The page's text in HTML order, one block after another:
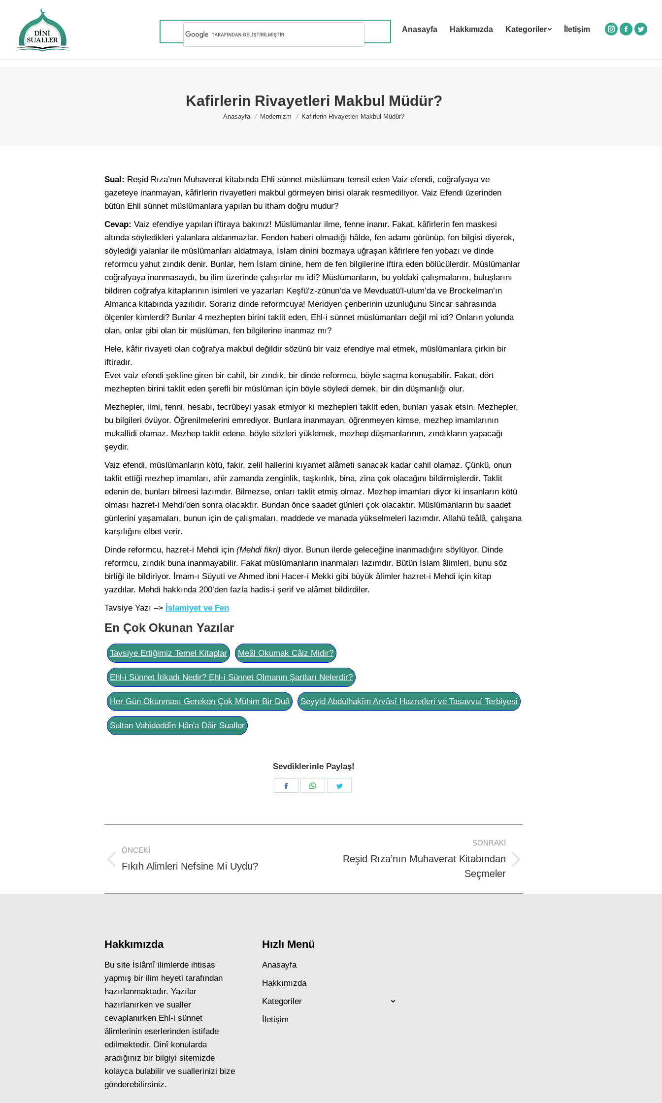
Anasayfa Hakkımızda Kategoriler İletişim
Instagram
Facebook
Kafirlerin Rivayetleri Makbul Müdür?
You are here:
Anasayfa Modernizm Kafirlerin Rivayetleri Makbul Müdür?
Sual: Reşid Rıza’nın Muhaverat kitabında Ehli sünnet müslümanı temsil eden Vaiz efendi, coğrafyaya ve
gazeteye inanmayan, kâfirlerin rivayetleri makbul görmeyen birisi olarak resmediliyor. Vaiz Efendi üzerinden
bütün Ehli sünnet müslümanlara yapılan bu itham doğru mudur?
Cevap: Vaiz efendiye yapılan iftiraya bakınız! Müslümanlar ilme, fenne inanır. Fakat, kâfirlerin fen maskesi
altında söyledikleri yalanlara aldanmazlar. Fenden haberi olmadığı hâlde, fen adamı görünüp, fen bilgisi diyerek,
söylediği yalanlar ile müslümanları aldatmaya, İslam dinini bozmaya uğraşan kâfirlere fen yobazı ve dinde
reformcu yahut zındık denir. Bunlar, hem İslam dinine, hem de fen bilgilerine iftira eden bölücülerdir. Müslümanlar
coğrafyaya inanmasaydı, bu ilim üzerinde çalışırlar mı idi? Müslümanların, bu yoldaki çalışmalarını, buluşlarını
bildiren coğrafya kitaplarının isimleri ve yazarları Keşfü’z-zünun’da ve Mevduatü’l-ulum’da ve Brockelman’ın
Almanca kitabında yazılıdır. Sorarız dinde reformcuya! Meridyen çenberinin uzunluğunu Sincar sahrasında
ölçenler kimlerdi? Bunlar 4 mezhepten birini taklit eden, Ehl-i sünnet müslümanları değil mi idi? Onların yolunda
olan, onlar gibi olan bir müslüman, fen bilgilerine inanmaz mı?
Hele, kâfir rivayeti olan coğrafya makbul değildir sözünü bir vaiz efendiye mal etmek, müslümanlara çirkin bir
iftiradır.
Evet vaiz efendi şekline giren bir cahil, bir zındık, bir dinde reformcu, böyle saçma konuşabilir. Fakat, dört
mezhepten birini taklit eden şerefli bir müslüman için böyle söyledi demek, bir din düşmanlığı olur.
Mezhepler, ilmi, fenni, hesabı, tecrübeyi yasak etmiyor ki mezhepleri taklit eden, bunları yasak etsin. Mezhepler,
bu bilgileri övüyor. Öğrenilmelerini emrediyor. Bunlara inanmayan, öğrenmeyen kimse, mezhep imamlarının
mukallidi olamaz. Mezhep taklit edene, böyle sözleri yüklemek, mezhep düşmanlarının, zındıkların yapacağı
şeydir.
Vaiz efendi, müslümanların kötü, fakir, zelil hallerini kıyamet alâmeti sanacak kadar cahil olamaz. Çünkü, onun
taklit ettiği mezhep imamları, ahir zamanda zenginlik, taşkınlık, bina, zina çok olacağını bildirmişlerdir. Taklit
edenin de, bunları bilmesi lazımdır. Bilmezse, onları taklit etmiş olmaz. Mezhep imamları diyor ki insanların kötü
olması hazret-i Mehdi’den sonra olacaktır. Bundan önce saadet günleri çok olacaktır. Müslümanların bu saadet
günlerini yaşamaları, bunun için de çalışmaları, maddede ve manada yükselmeleri lazımdır. Allahü teâlâ, çalışana
karşılığını elbet verir.
Dinde reformcu, hazret-i Mehdi için (Mehdi fikri) diyor. Bunun ilerde geleceğine inanmadığını söylüyor. Dinde
reformcu, zındık buna inanmayabilir. Fakat müslümanların inanmaları lazımdır. Bütün İslam âlimleri, bunu söz
birliği ile bildiriyor. İmam-ı Süyuti ve Ahmed ibni Hacer-i Mekki gibi büyük âlimler hazret-i Mehdi için kitap
yazdılar. Mehdi hakkında 200’den fazla hadis-i şerif ve alâmet bildirdiler.
Tavsiye Yazı –> İslamiyet ve Fen
En Çok Okunan Yazılar
Tavsiye Ettiğimiz Temel Kitaplar Meâl Okumak Câiz Midir?
Ehl-i Sünnet İtikadı Nedir? Ehl-i Sünnet Olmanın Şartları Nelerdir?
Her Gün Okunması Gereken Çok Mühim Bir Duâ Seyyid Abdülhakîm Arvâsî Hazretleri ve Tasavvuf Terbiyesi
Sultan Vahideddîn Hân'a Dâir Sualler
Sevdiklerinle Paylaş!
Share
Share
navigation
ÖNCEKI
Previous
Fıkıh Alimleri Nefsine Mi Uydu?
SONRAKI
Next
Reşid Rıza’nın Muhaverat Kitabından
Seçmeler
Hakkımızda
Bu site İslâmî ilimlerde ihtisas
yapmış bir ilim heyeti tarafından
hazırlanmaktadır. Yazılar
hazırlanırken ve sualler
cevaplanırken Ehl-i sünnet
âlimlerinin eserlerinden istifade
edilmektedir. Dinî konularda
aradığınız bir bilgiyi sitemizde
kolayca bulabilir ve suallerinizi bize
gönderebilirsiniz.
Hızlı Menü
Anasayfa
Hakkımızda
Kategoriler
İletişim